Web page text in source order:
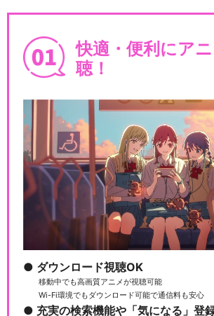
快適・便利にア
聴！
ダウンロード視聴OK
移動中でも高画質アニメが視聴可能
Wi-Fi環境でもダウンロード可能で通信料も安心
充実の検索機能や「気になる」登